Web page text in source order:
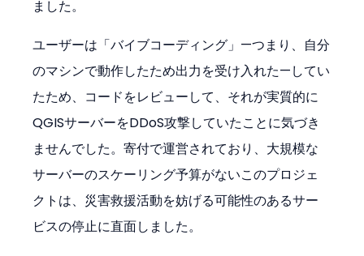
ました。
ユーザーは「バイブコーディング」—つまり、自分
のマシンで動作したため出力を受け入れた—してい
たため、コードをレビューして、それが実質的に
QGISサーバーをDDoS攻撃していたことに気づき
ませんでした。寄付で運営されており、大規模な
サーバーのスケーリング予算がないこのプロジェ
クトは、災害救援活動を妨げる可能性のあるサー
ビスの停止に直面しました。